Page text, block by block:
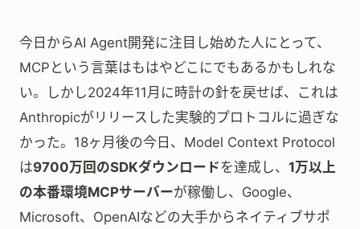
今日からAI Agent開発に注目し始めた人にとって、
MCPという言葉はもはやどこにでもあるかもしれな
い。しかし2024年11月に時計の針を戻せば、これは
Anthropicがリリースした実験的プロトコルに過ぎな
かった。18ヶ月後の今日、Model Context Protocol
は9700万回のSDKダウンロードを達成し、 1万以上
の本番環境MCPサーバーが稼働し、Google、
Microsoft、OpenAIなどの大手からネイティブサポ